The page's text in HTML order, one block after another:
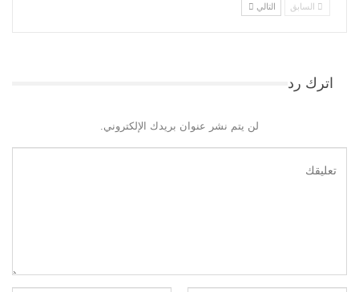
السابق التالي
اترك رد
لن يتم نشر عنوان بريدك الإلكتروني.